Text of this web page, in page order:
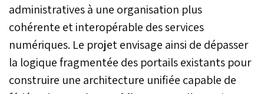
administratives à une organisation plus
cohérente et interopérable des services
numériques. Le projet envisage ainsi de dépasser
la logique fragmentée des portails existants pour
construire une architecture unifiée capable de